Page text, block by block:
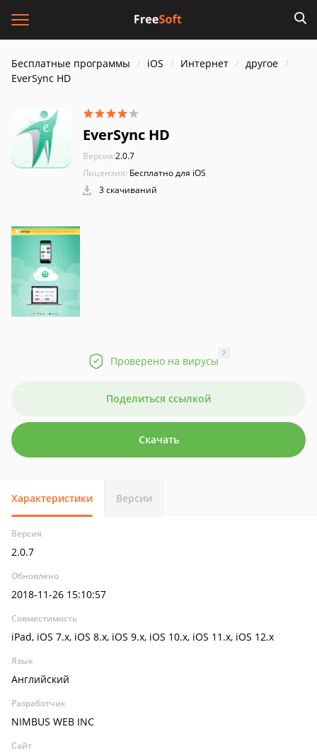
Бесплатные программы iOS Интернет
другое
EverSync HD
EverSync HD
Версия:2.0.7
Лицензия: Бесплатно для iOS
3 скачиваний
Проверено на вирусы
?
Поделиться ссылкой
Скачать
Характеристики Версии
Версия
2.0.7
Обновлено
2018-11-26 15:10:57
Совместимость
iPad, iOS 7.x, iOS 8.x, iOS 9.x, iOS 10.x, iOS 11.x, iOS 12.x
Язык
Английский
Разработчик
NIMBUS WEB INC
Сайт